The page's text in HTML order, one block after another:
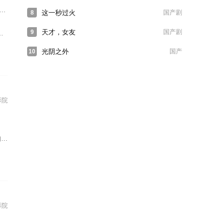
院
院
8 国产剧
这一秒过火
9 国产剧
天才，女友
10 国产
光阴之外